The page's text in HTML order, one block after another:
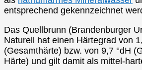
entsprechend gekennzeichnet
Das Quellbrunn (Brandenburger
Naturell hat einen Härtegrad von
(Gesamthärte) bzw. von 9,7 °dH
Härte) und gilt damit als mittel-